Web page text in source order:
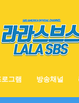
로그램 방송채널